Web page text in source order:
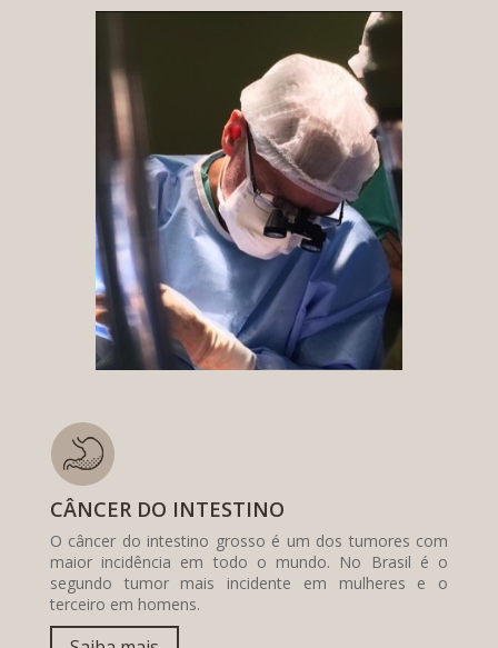
CÂNCER DO INTESTINO
O câncer do intestino grosso é um dos tumores com
maior incidência em todo o mundo. No Brasil é o
segundo tumor mais incidente em mulheres e o
terceiro em homens.